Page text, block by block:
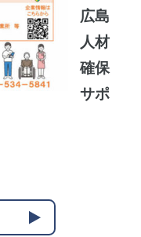
広島
人材
確保
サポ